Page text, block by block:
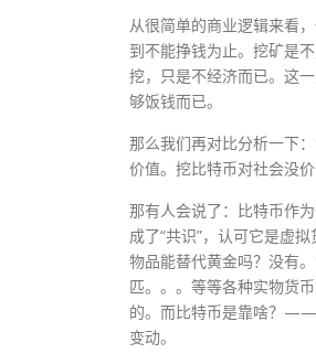
从很简单的商业逻辑来看
到不能挣钱为止。挖矿是
挖，只是不经济而已。这
够饭钱而已。
那么我们再对比分析一下
价值。挖比特币对社会没
那有人会说了：比特币作
成了“共识”，认可它是虚
物品能替代黄金吗？没有
匹。。。等等各种实物货
的。而比特币是靠啥？——
变动。